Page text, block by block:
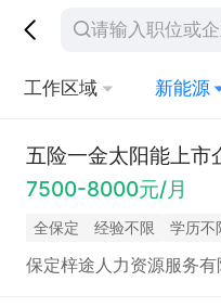
工作区域 新能源
7500-8000元/月
全保定 经验不限 学历不
保定梓途人力资源服务有